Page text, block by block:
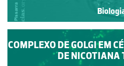
COMPLEXO DE GOLGI EM
DE NICOTIANA